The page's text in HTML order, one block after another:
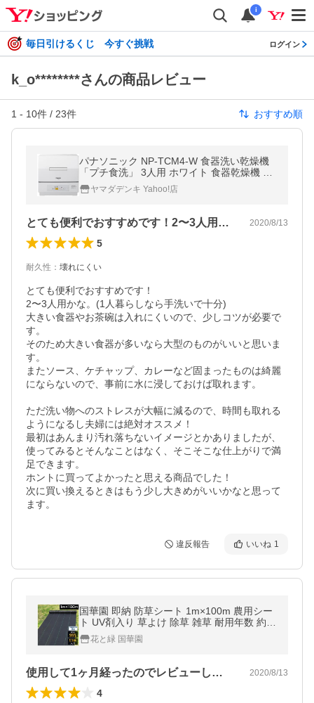
i
毎日引けるくじ 今すぐ挑戦 ログイン
k_o********さんの商品レビュー
1 - 10件 / 23件 おすすめ順
パナソニック NP-TCM4-W 食器洗い乾燥機
「プチ食洗」 3人用 ホワイト 食器乾燥機 食
洗機ヤマダデンキ Yahoo!店
とても便利でおすすめです！2〜3人用か… 2020/8/13
5
耐久性 ： 壊れにくい
とても便利でおすすめです！
2〜3人用かな。(1人暮らしなら手洗いで十分)
大きい食器やお茶碗は入れにくいので、少しコツが必要で
す。
そのため大きい食器が多いなら大型のものがいいと思いま
す。
またソース、ケチャップ、カレーなど固まったものは綺麗
にならないので、事前に水に浸しておけば取れます。
ただ洗い物へのストレスが大幅に減るので、時間も取れる
ようになるし夫婦には絶対オススメ！
最初はあんまり汚れ落ちないイメージとかありましたが、
使ってみるとそんなことはなく、そこそこな仕上がりで満
足できます。
ホントに買ってよかったと思える商品でした！
次に買い換えるときはもう少し大きめがいいかなと思って
ます。
違反報告 いいね 1
国華園 即納 防草シート 1m×100m 農用シー
ト UV剤入り 草よけ 除草 雑草 耐用年数 約3
年 厚さ0.3mm 防草シート・黒 砂利下 人工
芝下 bs 爆買
花と緑 国華園
使用して1ヶ月経ったのでレビューしまし… 2020/8/13
4